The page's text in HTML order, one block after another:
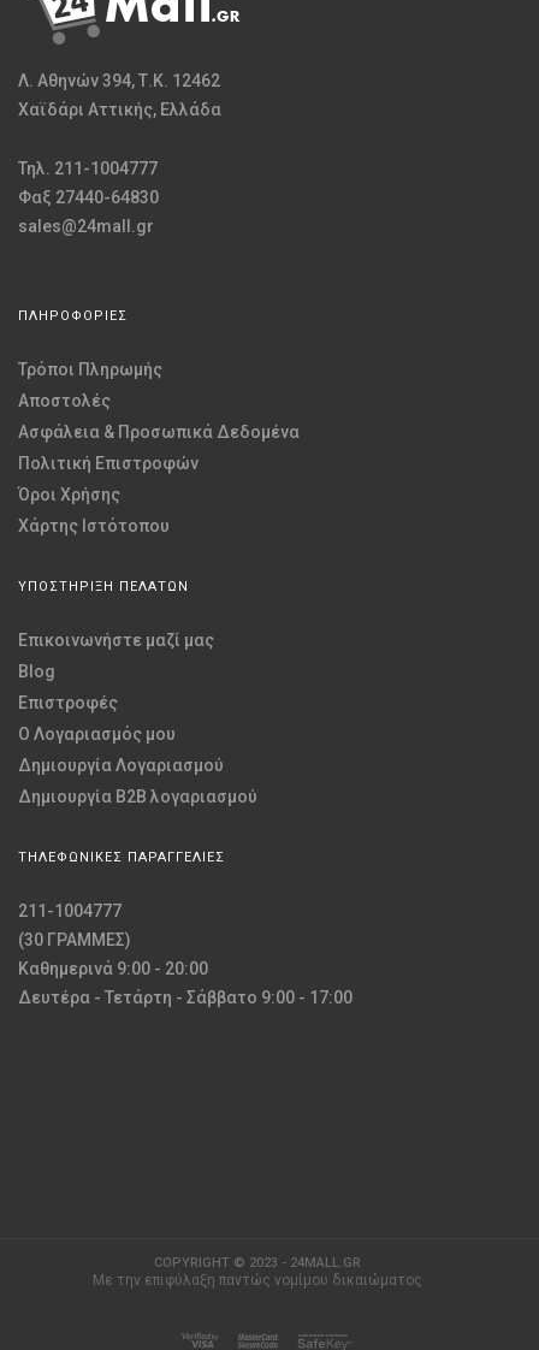
Λ. Αθηνών 394, Τ.Κ. 12462
Χαϊδάρι Αττικής, Ελλάδα
Τηλ. 211-1004777
Φαξ 27440-64830
sales@24mall.gr
ΠΛΗΡΟΦΟΡΙΕΣ
Τρόποι Πληρωμής
Αποστολές
Ασφάλεια & Προσωπικά Δεδομένα
Πολιτική Επιστροφών
Όροι Χρήσης
Χάρτης Ιστότοπου
ΥΠΟΣΤΗΡΙΞΗ ΠΕΛΑΤΩΝ
Επικοινωνήστε μαζί μας
Blog
Επιστροφές
O Λογαριασμός μου
Δημιουργία Λογαριασμού
Δημιουργία B2B λογαριασμού
ΤΗΛΕΦΩΝΙΚΕΣ ΠΑΡΑΓΓΕΛΙΕΣ
211-1004777
(30 ΓΡΑΜΜΕΣ)
Καθημερινά 9:00 - 20:00
Δευτέρα - Τετάρτη - Σάββατο 9:00 - 17:00
COPYRIGHT © 2023 - 24MALL.GR
Με την επιφύλαξη παντώς νομίμου δικαιώματος